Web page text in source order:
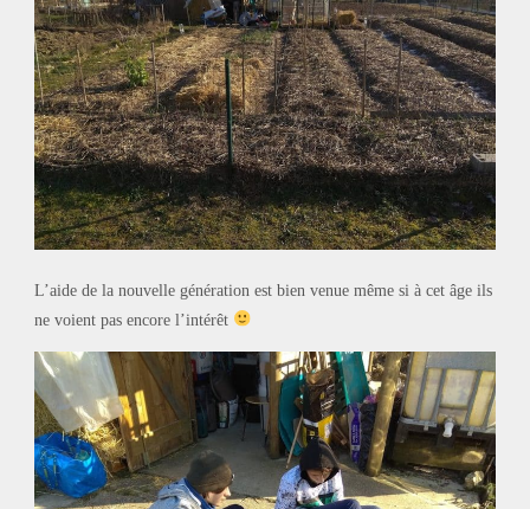
L’aide de la nouvelle génération est bien venue même si à cet âge ils
ne voient pas encore l’intérêt